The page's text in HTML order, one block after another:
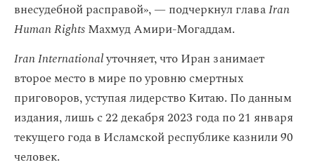
внесудебной расправой», — подчеркнул главаIran
Human RightsМахмуд Амири-Могаддам.
Iran Internationalуточняет, что Иран занимает
второе место в мире по уровню смертных
приговоров, уступая лидерство Китаю. По данным
издания, лишь с 22 декабря 2023 года по 21 января
текущего года в Исламской республике казнили 90
человек.